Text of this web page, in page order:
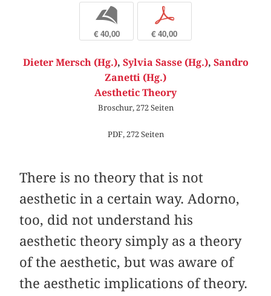
b
€ 40,00
p
€ 40,00
Dieter Mersch (Hg.), Sylvia Sasse (Hg.), Sandro
Zanetti (Hg.)
Aesthetic Theory
Broschur, 272 Seiten
PDF, 272 Seiten
There is no theory that is not
aesthetic in a certain way. Adorno,
too, did not understand his
aesthetic theory simply as a theory
of the aesthetic, but was aware of
the aesthetic implications of theory.